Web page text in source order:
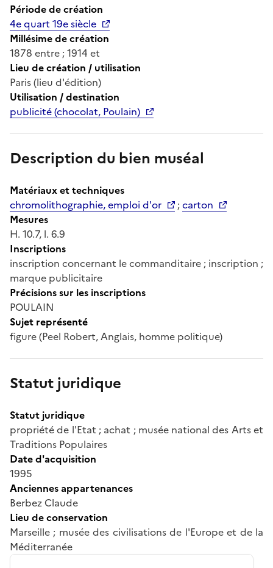
Période de création
4e quart 19e siècle
Millésime de création
1878 entre ; 1914 et
Lieu de création / utilisation
Paris (lieu d'édition)
Utilisation / destination
publicité (chocolat, Poulain)
Description du bien muséal
Matériaux et techniques
chromolithographie, emploi d'or
;carton
Mesures
H. 10.7, l. 6.9
Inscriptions
inscription concernant le commanditaire ; inscription ;
marque publicitaire
Précisions sur les inscriptions
POULAIN
Sujet représenté
figure (Peel Robert, Anglais, homme politique)
Statut juridique
Statut juridique
propriété de l'Etat ; achat ; musée national des Arts et
Traditions Populaires
Date d'acquisition
1995
Anciennes appartenances
Berbez Claude
Lieu de conservation
Marseille ; musée des civilisations de l'Europe et de la
Méditerranée